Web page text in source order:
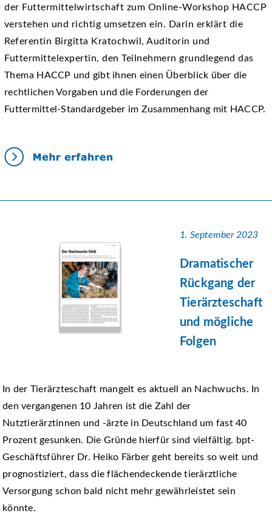
der Futtermittelwirtschaft zum Online-Workshop HACCP
verstehen und richtig umsetzen ein. Darin erklärt die
Referentin Birgitta Kratochwil, Auditorin und
Futtermittelexpertin, den Teilnehmern grundlegend das
Thema HACCP und gibt ihnen einen Überblick über die
rechtlichen Vorgaben und die Forderungen der
Futtermittel-Standardgeber im Zusammenhang mit HACCP.
1. September 2023
Dramatischer
Rückgang der
Tierärzteschaft
und mögliche
Folgen
In der Tierärzteschaft mangelt es aktuell an Nachwuchs. In
den vergangenen 10 Jahren ist die Zahl der
Nutztierärztinnen und -ärzte in Deutschland um fast 40
Prozent gesunken. Die Gründe hierfür sind vielfältig. bpt-
Geschäftsführer Dr. Heiko Färber geht bereits so weit und
prognostiziert, dass die flächendeckende tierärztliche
Versorgung schon bald nicht mehr gewährleistet sein
könnte.